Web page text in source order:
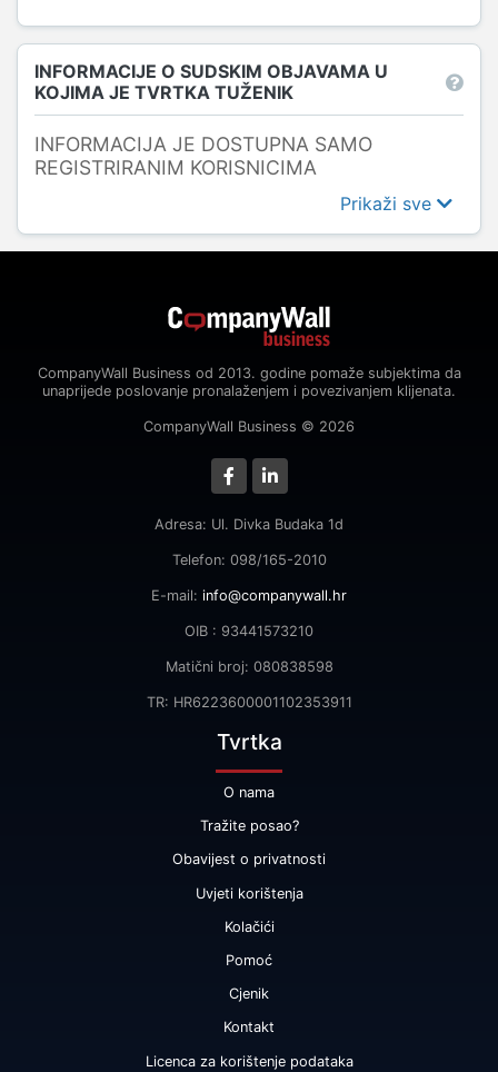
INFORMACIJE O SUDSKIM OBJAVAMA U
KOJIMA JE TVRTKA TUŽENIK
INFORMACIJA JE DOSTUPNA SAMO
REGISTRIRANIM KORISNICIMA
Prikaži sve
CompanyWall Business od 2013. godine pomaže subjektima da
unaprijede poslovanje pronalaženjem i povezivanjem klijenata.
CompanyWall Business © 2026
Adresa: Ul. Divka Budaka 1d
Telefon: 098/165-2010
E-mail: info@companywall.hr
OIB : 93441573210
Matični broj: 080838598
TR: HR6223600001102353911
Tvrtka
O nama
Tražite posao?
Obavijest o privatnosti
Uvjeti korištenja
Kolačići
Pomoć
Cjenik
Kontakt
Licenca za korištenje podataka